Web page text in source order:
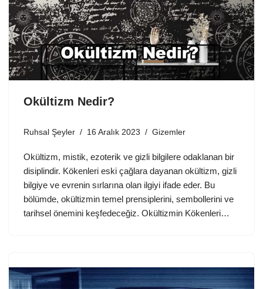
Okültizm Nedir?
Ruhsal Şeyler 16 Aralık 2023 Gizemler
Okültizm, mistik, ezoterik ve gizli bilgilere odaklanan bir
disiplindir. Kökenleri eski çağlara dayanan okültizm, gizli
bilgiye ve evrenin sırlarına olan ilgiyi ifade eder. Bu
bölümde, okültizmin temel prensiplerini, sembollerini ve
tarihsel önemini keşfedeceğiz. Okültizmin Kökenleri…